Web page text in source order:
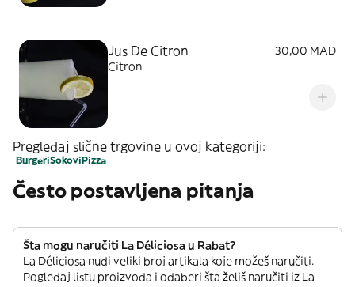
Jus De Citron
30,00 MAD
Citron
Pregledaj slične trgovine u ovoj kategoriji:
BurgeriSokoviPizza
Često postavljena pitanja
Šta mogu naručiti La Déliciosa u Rabat?
La Déliciosa nudi veliki broj artikala koje možeš naručiti.
Pogledaj listu proizvoda i odaberi šta želiš naručiti iz La